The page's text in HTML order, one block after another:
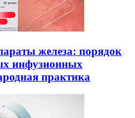
железа: порядок
инфузионных
практика